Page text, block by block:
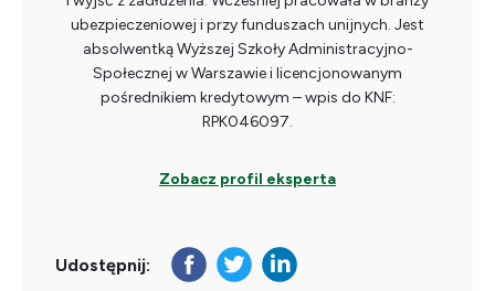
ubezpieczeniowej i przy funduszach unijnych. Jest
absolwentką Wyższej Szkoły Administracyjno-
Społecznej w Warszawie i licencjonowanym
pośrednikiem kredytowym – wpis do KNF:
RPK046097.
Zobacz profil eksperta
Udostępnij: